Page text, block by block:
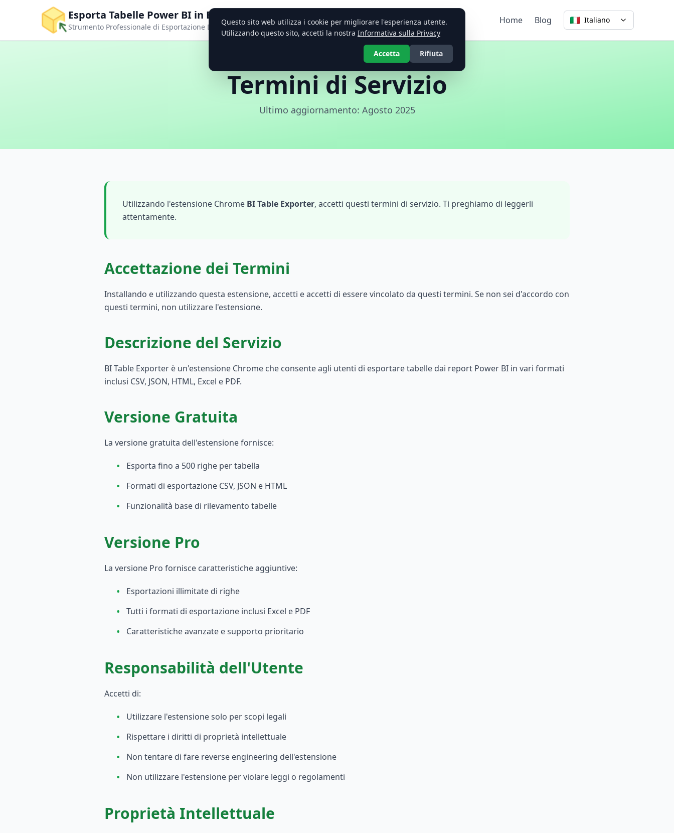
Esporta Tabelle Power BI in Excel, CSV, JSON, PDF — BI Table Exporter
Strumento Professionale di Esportazione Dati
Home Blog Italiano
Termini di Servizio
Ultimo aggiornamento: Agosto 2025
Utilizzando l'estensione Chrome BI Table Exporter, accetti questi termini di servizio. Ti preghiamo di leggerli
attentamente.
Accettazione dei Termini
Installando e utilizzando questa estensione, accetti e accetti di essere vincolato da questi termini. Se non sei d'accordo con
questi termini, non utilizzare l'estensione.
Descrizione del Servizio
BI Table Exporter è un'estensione Chrome che consente agli utenti di esportare tabelle dai report Power BI in vari formati
inclusi CSV, JSON, HTML, Excel e PDF.
Versione Gratuita
La versione gratuita dell'estensione fornisce:
• Esporta fino a 500 righe per tabella
• Formati di esportazione CSV, JSON e HTML
• Funzionalità base di rilevamento tabelle
Versione Pro
La versione Pro fornisce caratteristiche aggiuntive:
• Esportazioni illimitate di righe
• Tutti i formati di esportazione inclusi Excel e PDF
• Caratteristiche avanzate e supporto prioritario
Responsabilità dell'Utente
Accetti di:
• Utilizzare l'estensione solo per scopi legali
• Rispettare i diritti di proprietà intellettuale
• Non tentare di fare reverse engineering dell'estensione
• Non utilizzare l'estensione per violare leggi o regolamenti
Proprietà Intellettuale
Questo sito web utilizza i cookie per migliorare l'esperienza utente.
Utilizzando questo sito, accetti la nostra Informativa sulla Privacy
Accetta Rifiuta